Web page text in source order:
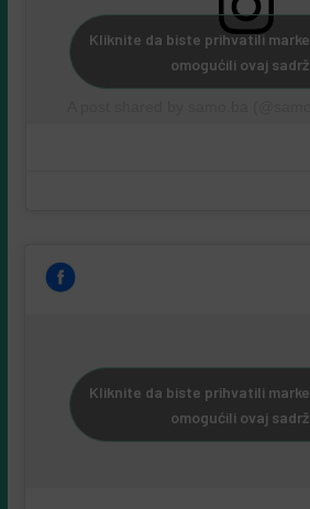
Kliknite da biste prihvatili
omogućili ovaj
Kliknite da biste prihvatili
omogućili ovaj